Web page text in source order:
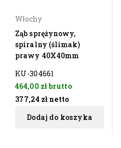
Włochy
Ząb sprężynowy,
spiralny (ślimak)
prawy 40X40mm
KU-304661
464,00 złbrutto
377,24 zł netto
Dodaj do koszyka